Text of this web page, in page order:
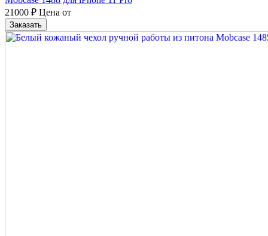
21000 ₽ Цена от
Заказать